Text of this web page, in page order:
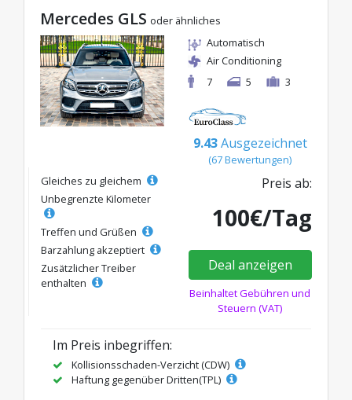
Mercedes GLS oder ähnliches
Automatisch
Air Conditioning
7
5 3
9.43 Ausgezeichnet
(67 Bewertungen)
Gleiches zu gleichem
Unbegrenzte Kilometer
Treffen und Grüßen
Barzahlung akzeptiert
Zusätzlicher Treiber
enthalten
Preis ab:
100€/Tag
Deal anzeigen
Beinhaltet Gebühren und
Steuern (VAT)
Im Preis inbegriffen:
Kollisionsschaden-Verzicht (CDW)
Haftung gegenüber Dritten(TPL)